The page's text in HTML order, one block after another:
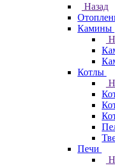
Назад
Камины
Котлы
Печи